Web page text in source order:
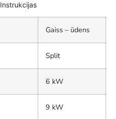
Instrukcijas
Gaiss – ūdens
Split
6 kW
9 kW